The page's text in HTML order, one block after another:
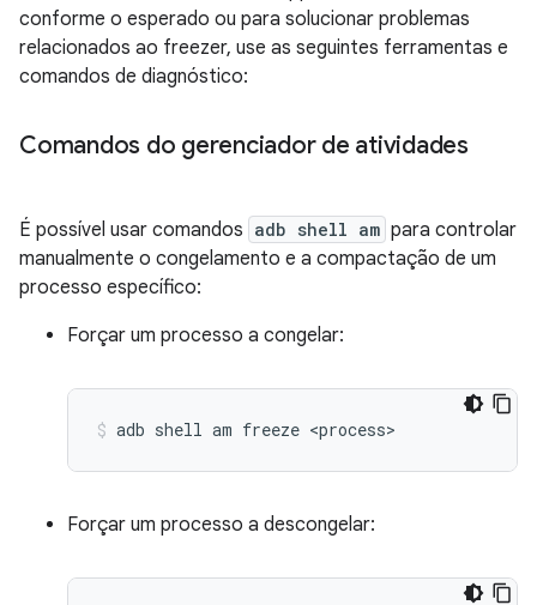
conforme o esperado ou para solucionar problemas
relacionados ao freezer, use as seguintes ferramentas e
comandos de diagnóstico:
Comandos do gerenciador de atividades
É possível usar comandos adb shell am para controlar
manualmente o congelamento e a compactação de um
processo específico:
Forçar um processo a congelar:
adb shell am freeze <process>
Forçar um processo a descongelar: